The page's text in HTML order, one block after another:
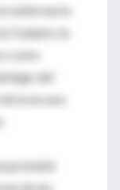
enfermería
Ciudad y la
como
del
la escasa
promete